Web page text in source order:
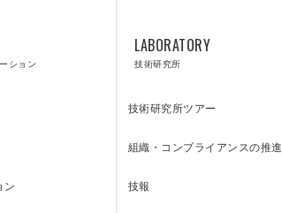
ション
ン
LABORATORY
技術研究所
技術研究所ツアー
組織・コンプライアンスの推進
技報